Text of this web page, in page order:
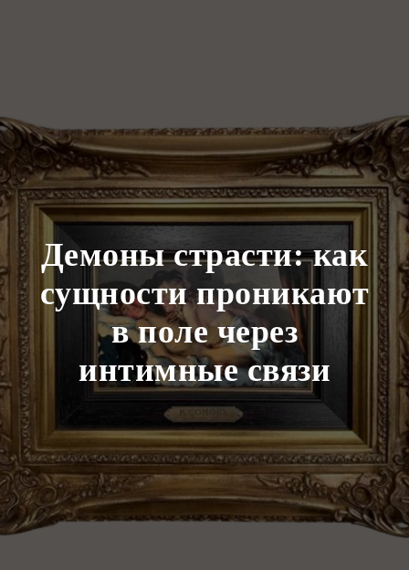
Демоны страсти: как
сущности проникают
в поле через
интимные связи